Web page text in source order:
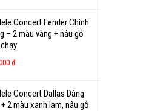
Concert Fender Chính
– 2 màu vàng + nâu gỗ
₫
Concert Dallas Dáng
2 màu xanh lam, nâu gỗ